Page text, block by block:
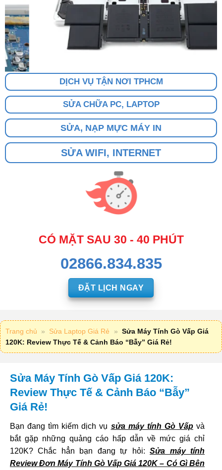
DỊCH VỤ TẬN NƠI TPHCM
SỬA CHỮA PC, LAPTOP
SỬA, NẠP MỰC MÁY IN
SỬA WIFI, INTERNET
CÓ MẶT SAU 30 - 40 PHÚT
02866.834.835
ĐẶT LỊCH NGAY
Trang chủ » Sửa Laptop Giá Rẻ » Sửa Máy Tính Gò Vấp Giá
120K: Review Thực Tế & Cảnh Báo “Bẫy” Giá Rẻ!
Sửa Máy Tính Gò Vấp Giá 120K:
Review Thực Tế & Cảnh Báo “Bẫy”
Giá Rẻ!
Bạn đang tìm kiếm dịch vụ sửa máy tính Gò Vấpvà
bắt gặp những quảng cáo hấp dẫn về mức giá chỉ
120K? Chắc hẳn bạn đang tự hỏi:Sửa máy tính
Review Đơn Máy Tính Gò Vấp Giá 120K – Có Gì Bên